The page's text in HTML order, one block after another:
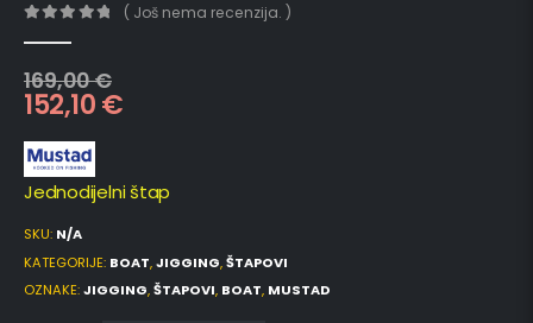
( Još nema recenzija. )
169,00€
152,10€
Jednodijelni štap
SKU: N/A
KATEGORIJE: BOAT,JIGGING,ŠTAPOVI
OZNAKE:JIGGING,ŠTAPOVI, BOAT, MUSTAD